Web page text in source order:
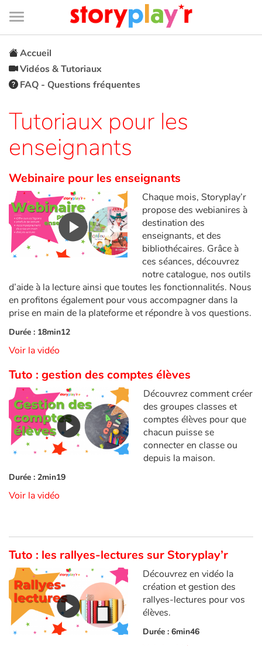
Connexion
Bibliothèque
de
page
Menu
Je me connecte
Tester gratuitement
Bibliothèque
Prix
Accueil
Contes d'ici et d'ailleurs
Fable, mythe, littérature et poésie
Princesses et princes, rois, reines et dragons
Ogres, monstres et sorcières
Héroïnes et héros
Écologie, nature, saisons
Les animaux
Voyage, épopée, enquête, aventure
Apprentissage
Documentaires
En famille
Quotidien et loisirs
Accueil
Vidéos & Tutoriaux
FAQ - Questions fréquentes
Tutoriaux pour les
enseignants
Webinaire pour les enseignants
Chaque mois, Storyplay’r
propose des webianires à
destination des
enseignants, et des
bibliothécaires. Grâce à
ces séances, découvrez
notre catalogue, nos outils
d’aide à la lecture ainsi que toutes les fonctionnalités. Nous
en profitons également pour vous accompagner dans la
prise en main de la plateforme et répondre à vos questions.
Durée : 18min12
Voir la vidéo
Tuto : gestion des comptes élèves
Découvrez comment créer
des groupes classes et
comptes élèves pour que
chacun puisse se
connecter en classe ou
depuis la maison.
Durée : 2min19
Voir la vidéo
Tuto : les rallyes-lectures sur Storyplay’r
Découvrez en vidéo la
création et gestion des
rallyes-lectures pour vos
élèves.
Durée : 6min46